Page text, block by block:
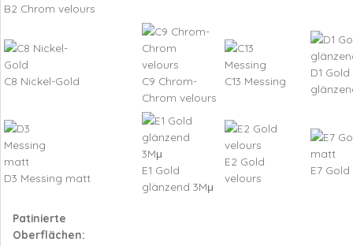
B2 Chrom velours
C8 Nickel-Gold
C9 Chrom-
Chrom velours
C13 Messing
D1 Gold
D3 Messing matt
E1 Gold
glänzend 3Mμ
E2 Gold
velours
E7
Patinierte
Oberflächen: